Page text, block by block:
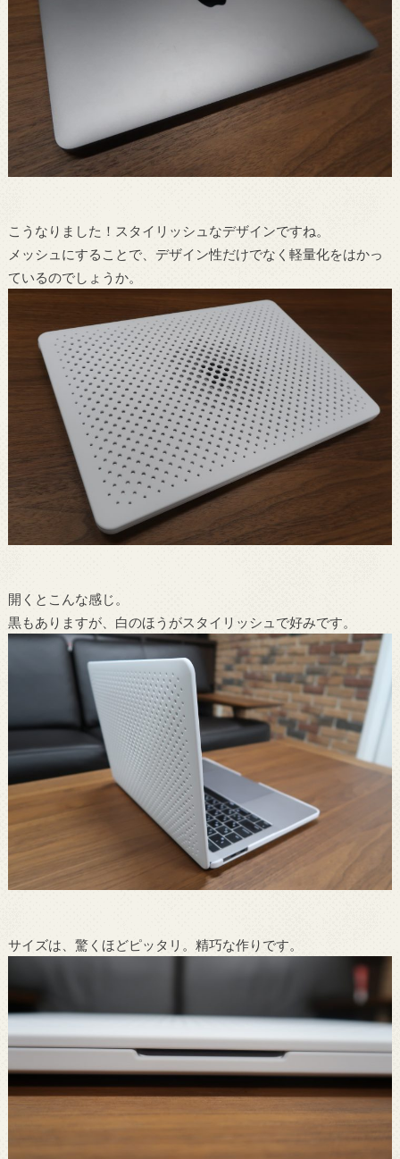
こうなりました！スタイリッシュなデザインですね。
メッシュにすることで、デザイン性だけでなく軽量化をはかっ
ているのでしょうか。
開くとこんな感じ。
黒もありますが、白のほうがスタイリッシュで好みです。
サイズは、驚くほどピッタリ。精巧な作りです。